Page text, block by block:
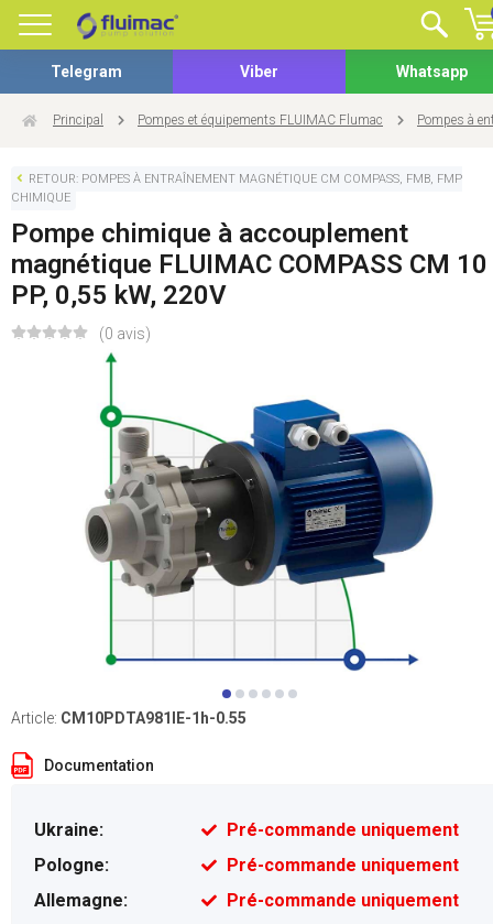
Telegram Viber Whatsapp
Principal Pompes et équipements FLUIMAC Flumac Pompes à
RETOUR: POMPES À ENTRAÎNEMENT MAGNÉTIQUE CM COMPASS, FMB, FMP
CHIMIQUE
Pompe chimique à accouplement
magnétique FLUIMAC COMPASS CM 10
PP, 0,55 kW, 220V
(0 avis)
Article: CM10PDTA981IE-1h-0.55
Documentation
Ukraine:
Pré-commande uniquement
Pologne:
Pré-commande uniquement
Allemagne:
Pré-commande uniquement